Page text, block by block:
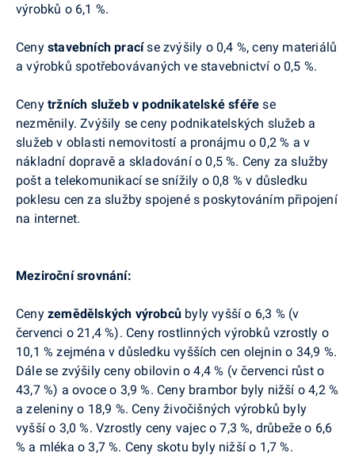
výrobků o 6,1 %.
Ceny stavebních pracíse zvýšily o 0,4 %, ceny materiálů
a výrobků spotřebovávaných ve stavebnictví o 0,5 %.
Ceny tržních služeb v podnikatelské sféřese
nezměnily. Zvýšily se ceny podnikatelských služeb a
služeb v oblasti nemovitostí a pronájmu o 0,2 % a v
nákladní dopravě a skladování o 0,5 %. Ceny za služby
pošt a telekomunikací se snížily o 0,8 % v důsledku
poklesu cen za služby spojené s poskytováním připojení
na internet.
Meziroční srovnání:
Ceny zemědělských výrobců byly vyšší o 6,3 % (v
červenci o 21,4 %). Ceny rostlinných výrobků vzrostly o
10,1 % zejména v důsledku vyšších cen olejnin o 34,9 %.
Dále se zvýšily ceny obilovin o 4,4 % (v červenci růst o
43,7 %) a ovoce o 3,9 %. Ceny brambor byly nižší o 4,2 %
a zeleniny o 18,9 %. Ceny živočišných výrobků byly
vyšší o 3,0 %. Vzrostly ceny vajec o 7,3 %, drůbeže o 6,6
% a mléka o 3,7 %. Ceny skotu byly nižší o 1,7 %.